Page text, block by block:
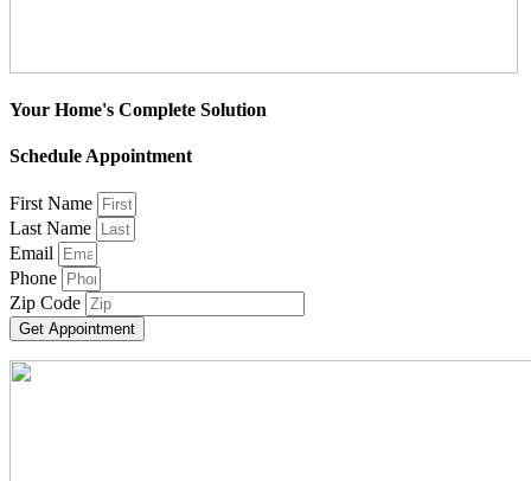
Your Home's Complete Solution
Schedule Appointment
First Name
Last Name
Email
Phone
Zip Code
Get Appointment